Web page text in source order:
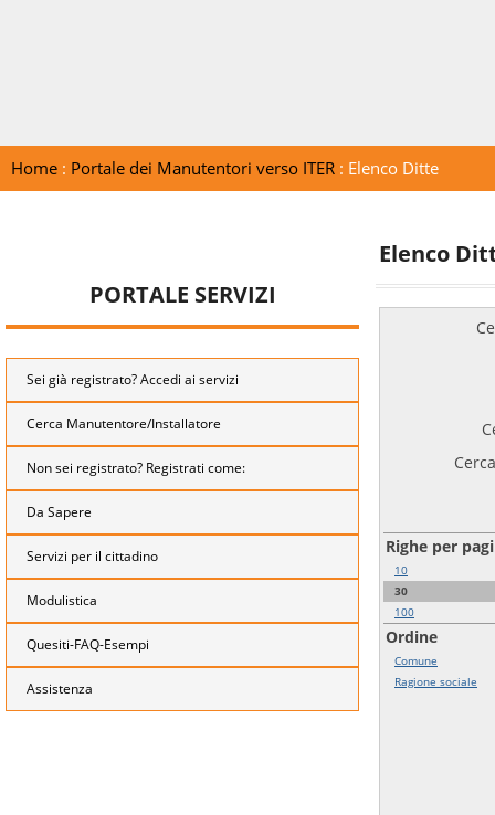
Home: Portale dei Manutentori verso ITER: Elenco Ditte
PORTALE SERVIZI
Sei già registrato? Accedi ai servizi
Cerca Manutentore/Installatore
Non sei registrato? Registrati come:
Da Sapere
Servizi per il cittadino
Modulistica
Quesiti-FAQ-Esempi
Assistenza
Elenco
Righe per
10
30
100
Ordine
Comune
Ragione sociale